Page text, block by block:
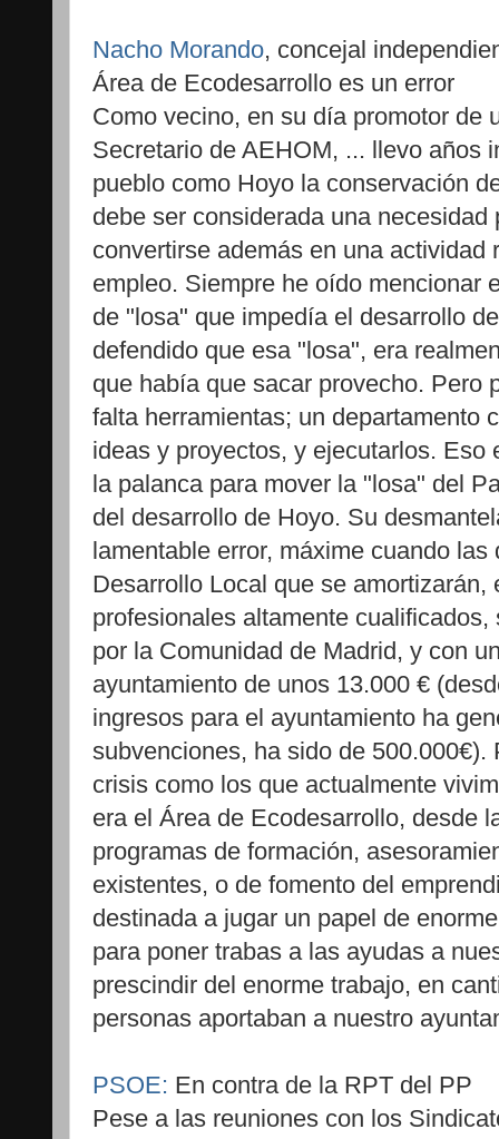
Nacho Morando, concejal
Área de Ecodesarrollo es un error
Como vecino, en su día promotor de
Secretario de AEHOM, ... llevo años
pueblo como Hoyo la conservación
debe ser considerada una
convertirse además en una actividad
empleo. Siempre he oído mencionar
de "losa" que impedía el desarrollo
defendido que esa "losa", era
que había que sacar provecho. Pero
falta herramientas; un departamento
ideas y proyectos, y ejecutarlos. Eso
la palanca para mover la "losa" del
del desarrollo de Hoyo. Su
lamentable error, máxime cuando
Desarrollo Local que se amortizarán,
profesionales altamente
por la Comunidad de Madrid, y con
ayuntamiento de unos 13.000 €
ingresos para el ayuntamiento ha
subvenciones, ha sido de 500.000€).
crisis como los que actualmente
era el Área de Ecodesarrollo, desde
programas de formación,
existentes, o de fomento del
destinada a jugar un papel de
para poner trabas a las ayudas a
prescindir del enorme trabajo, en
personas aportaban a nuestro
PSOE: En contra de la RPT del PP
Pese a las reuniones con los